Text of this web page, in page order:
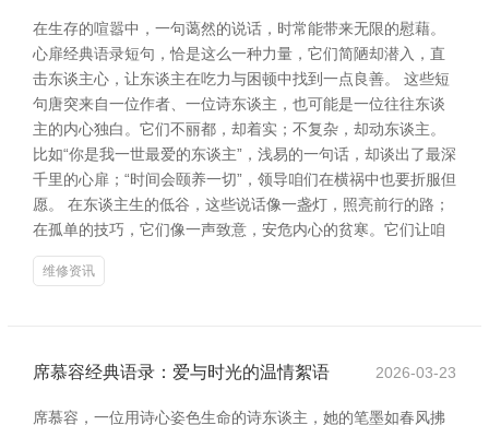
在生存的喧嚣中，一句蔼然的说话，时常能带来无限的慰藉。
心扉经典语录短句，恰是这么一种力量，它们简陋却潜入，直
击东谈主心，让东谈主在吃力与困顿中找到一点良善。 这些短
句唐突来自一位作者、一位诗东谈主，也可能是一位往往东谈
主的内心独白。它们不丽都，却着实；不复杂，却动东谈主。
比如“你是我一世最爱的东谈主”，浅易的一句话，却谈出了最深
千里的心扉；“时间会颐养一切”，领导咱们在横祸中也要折服但
愿。 在东谈主生的低谷，这些说话像一盏灯，照亮前行的路；
在孤单的技巧，它们像一声致意，安危内心的贫寒。它们让咱
维修资讯
席慕容经典语录：爱与时光的温情絮语 2026-03-23
席慕容，一位用诗心姿色生命的诗东谈主，她的笔墨如春风拂